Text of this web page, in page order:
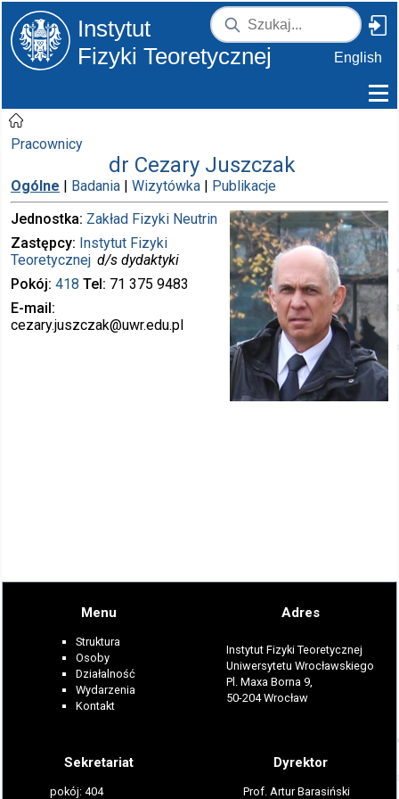
Instytut
Fizyki Teoretycznej
English
Pracownicy
dr Cezary Juszczak
Ogólne | Badania | Wizytówka | Publikacje
Jednostka Zakład Fizyki Neutrin
Zastępcy Instytut Fizyki
Teoretycznej d/s dydaktyki
Pokój 418 Tel 71 375 9483
E-mail
cezary.juszczak@uwr.edu.pl
Menu
Struktura
Osoby
Działalność
Wydarzenia
Kontakt
Adres
Instytut Fizyki Teoretycznej
Uniwersytetu Wrocławskiego
Pl. Maxa Borna 9,
50-204 Wrocław
Sekretariat
pokój: 404
Dyrektor
Prof. Artur Barasiński